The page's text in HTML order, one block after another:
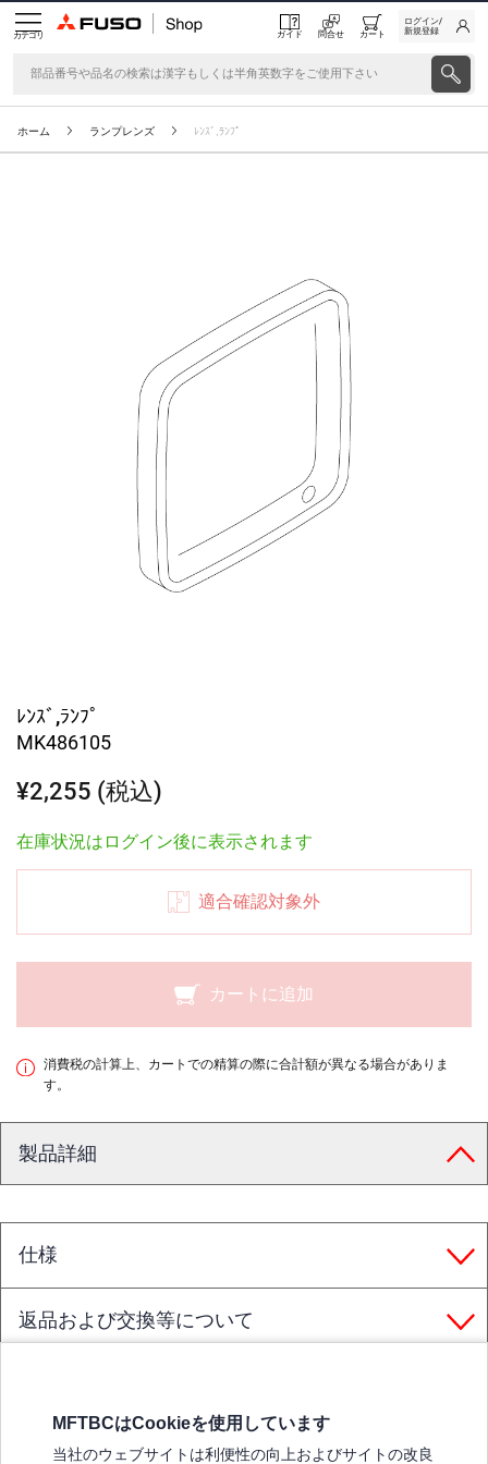
カテゴリ ガイド 問合せ カート
ログイン/
新規登録
ホーム ランプレンズ ﾚﾝｽﾞ,ﾗﾝﾌﾟ
ﾚﾝｽﾞ,ﾗﾝﾌﾟ
MK486105
¥2,255 (税込)
在庫状況はログイン後に表示されます
適合確認対象外
カートに追加
消費税の計算上、カートでの精算の際に合計額が異なる場合がありま
す。
製品詳細
仕様
返品および交換等について
MFTBCはCookieを使用しています
当社のウェブサイトは利便性の向上およびサイトの改良